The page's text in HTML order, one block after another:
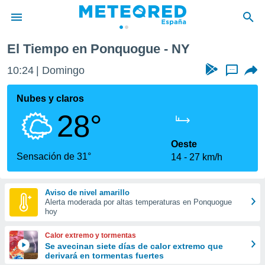
de
por
que se
calidad.
a este
las
y
forma
digital
basada
El Tiempo en Ponquogue - NY
10:24 Domingo ...
Nubes y claros
28°
Sensación de 31°
Oeste
14
27 km/h
Aviso de nivel amarillo
Alerta moderada por altas temperaturas en Ponquogue
hoy
Calor extremo y tormentas
Se avecinan siete días de calor extremo que
derivará en tormentas fuertes